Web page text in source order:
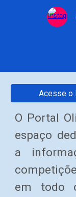
Acesse o
O Portal
espaço
a
em todo